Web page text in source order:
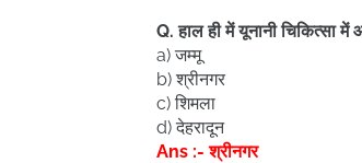
Q. हाल ही में यूनानी चिकित्सा
a) जम्मू
b) श्रीनगर
c) शिमला
d) देहरादून
Ans :- श्रीनगर